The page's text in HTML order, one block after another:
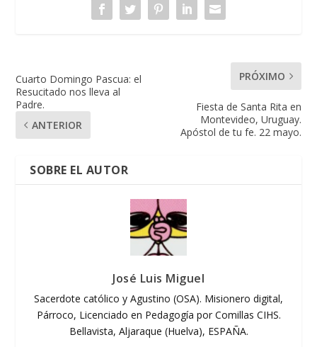
Cuarto Domingo Pascua: el
Resucitado nos lleva al
Padre.
ANTERIOR
PRÓXIMO
Fiesta de Santa Rita en
Montevideo, Uruguay.
Apóstol de tu fe. 22 mayo.
SOBRE EL AUTOR
José Luis Miguel
Sacerdote católico y Agustino (OSA). Misionero digital,
Párroco, Licenciado en Pedagogía por Comillas CIHS.
Bellavista, Aljaraque (Huelva), ESPAÑA.